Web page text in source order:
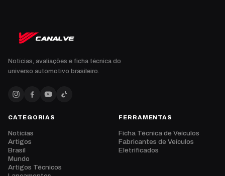
Notícias, avaliações e ficha técnica do
universo automotivo brasileiro.
CATEGORIAS
Notícias
Artigos
Brasil
Mundo
Artigos Técnicos
FERRAMENTAS
Ficha Técnica de Veículos
Fabricantes de Veículos
Eletrificados